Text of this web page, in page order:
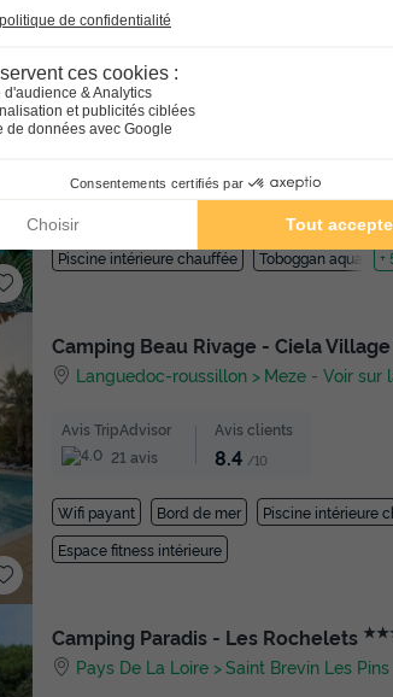
Pays De La Loire
Avis TripAdvisor
Wifi payant
Piscine extérieure
Piscine intérieure chauffée
Toboggan +
Camping Beau Rivage - Ciela Village
Languedoc-roussillon Meze -Voir sur
Avis TripAdvisor
21 avis
Avis clients
8.4 /10
Wifi payant Bord de mer Piscine intérieure
Espace fitness intérieure
Camping Paradis - Les Rochelets
Pays De La Loire Saint Brevin Les Pins